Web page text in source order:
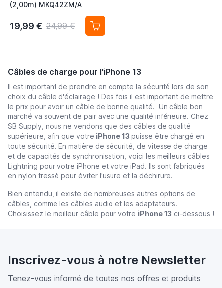
(2,00m) MKQ42ZM/A
19,99 € 24,99 €
Câbles de charge pour l'iPhone 13
Il est important de prendre en compte la sécurité lors de son
choix du câble d'éclairage ! Des fois il est important de mettre
le prix pour avoir un câble de bonne qualité. Un câble bon
marché va souvent de pair avec une qualité inférieure. Chez
SB Supply, nous ne vendons que des câbles de qualité
supérieure, afin que votre iPhone 13 puisse être chargé en
toute sécurité. En matière de sécurité, de vitesse de charge
et de capacités de synchronisation, voici les meilleurs câbles
Lightning pour votre iPhone et votre iPad. Ils sont fabriqués
en nylon tressé pour éviter l'usure et la déchirure.
Bien entendu, il existe de nombreuses autres options de
câbles, comme les câbles audio et les adaptateurs.
Choisissez le meilleur câble pour votre iPhone 13 ci-dessous !
Inscrivez-vous à notre Newsletter
Tenez-vous informé de toutes nos offres et produits